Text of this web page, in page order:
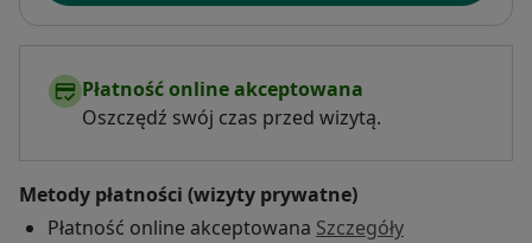
Płatność online akceptowana
Oszczędź swój czas przed wizytą.
Metody płatności (wizyty prywatne)
Płatność online akceptowana Szczegóły